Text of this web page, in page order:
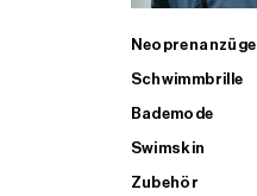
Neoprenanzüge
Schwimmbrille
Bademode
Swimskin
Zubehör